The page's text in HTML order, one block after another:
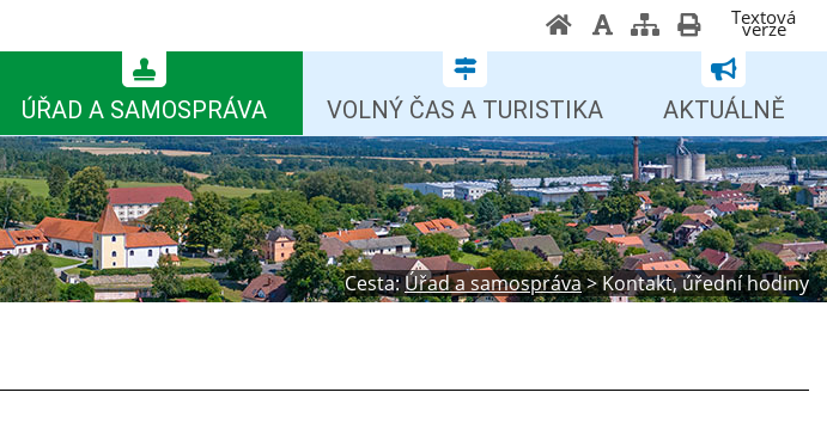
Textová
verze
ÚŘAD A SAMOSPRÁVA VOLNÝ ČAS A TURISTIKA AKTUÁLNĚ
Cesta:Úřad a samospráva>Kontakt, úřední hodiny